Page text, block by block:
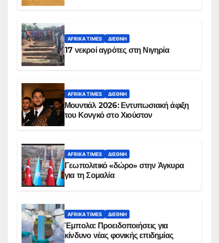
AFRIKA TIMES ΔΙΕΘΝΉ
17 νεκροί αγρότες στη Νιγηρία
AFRIKA TIMES ΔΙΕΘΝΉ
Μουντιάλ 2026: Εντυπωσιακή άφιξη
του Κονγκό στο Χιούστον
AFRIKA TIMES ΔΙΕΘΝΉ
Γεωπολιτικό «δώρο» στην Άγκυρα
για τη Σομαλία
AFRIKA TIMES ΔΙΕΘΝΉ
Έμπολα: Προειδοποιήσεις για
κίνδυνο νέας φονικής επιδημίας